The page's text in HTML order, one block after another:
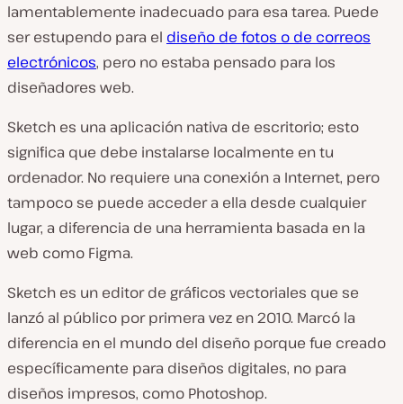
lamentablemente inadecuado para esa tarea. Puede
ser estupendo para el diseño de fotos o de correos
electrónicos, pero no estaba pensado para los
diseñadores web.
Sketch es una aplicación nativa de escritorio; esto
significa que debe instalarse localmente en tu
ordenador. No requiere una conexión a Internet, pero
tampoco se puede acceder a ella desde cualquier
lugar, a diferencia de una herramienta basada en la
web como Figma.
Sketch es un editor de gráficos vectoriales que se
lanzó al público por primera vez en 2010. Marcó la
diferencia en el mundo del diseño porque fue creado
específicamente para diseños digitales, no para
diseños impresos, como Photoshop.